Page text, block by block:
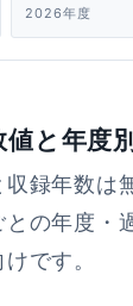
2026年度
と年度
録年数は
の年度・
です。